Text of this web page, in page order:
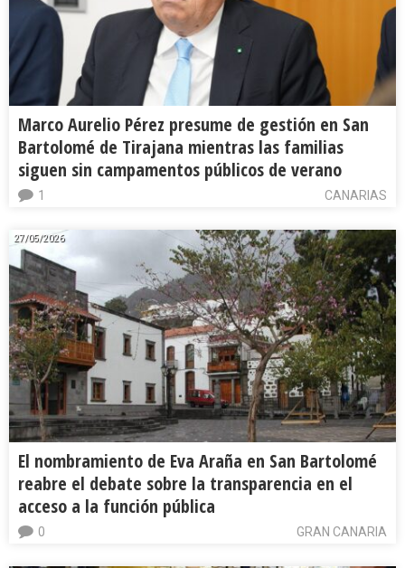
Marco Aurelio Pérez presume de gestión en San
Bartolomé de Tirajana mientras las familias
siguen sin campamentos públicos de verano
CANARIAS
1
27/05/2026
El nombramiento de Eva Araña en San Bartolomé
reabre el debate sobre la transparencia en el
acceso a la función pública
GRAN CANARIA
0